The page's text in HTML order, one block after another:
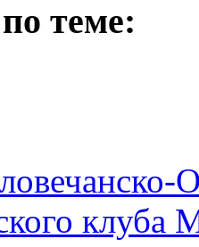
теме:
клуба